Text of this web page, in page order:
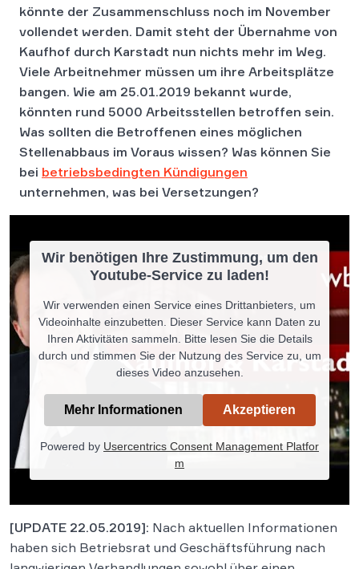
könnte der Zusammenschluss noch im November
vollendet werden. Damit steht der Übernahme von
Kaufhof durch Karstadt nun nichts mehr im Weg.
Viele Arbeitnehmer müssen um ihre Arbeitsplätze
bangen. Wie am 25.01.2019 bekannt wurde,
könnten rund 5000 Arbeitsstellen betroffen sein.
Was sollten die Betroffenen eines möglichen
Stellenabbaus im Voraus wissen? Was können Sie
bei betriebsbedingten Kündigungen
unternehmen, was bei Versetzungen?
Wir benötigen Ihre Zustimmung, um den
Youtube-Service zu laden!
Wir verwenden einen Service eines Drittanbieters, um
Videoinhalte einzubetten. Dieser Service kann Daten zu
Ihren Aktivitäten sammeln. Bitte lesen Sie die Details
durch und stimmen Sie der Nutzung des Service zu, um
dieses Video anzusehen.
Mehr Informationen Akzeptieren
Powered by Usercentrics Consent Management Platfor
m
[UPDATE 22.05.2019]: Nach aktuellen Informationen
haben sich Betriebsrat und Geschäftsführung nach